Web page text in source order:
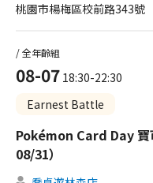
桃園市楊梅區校前路343號
08-07 18:30-22:30
Earnest Battle
/ 全年齡組
Pokémon Card Day
08/31）